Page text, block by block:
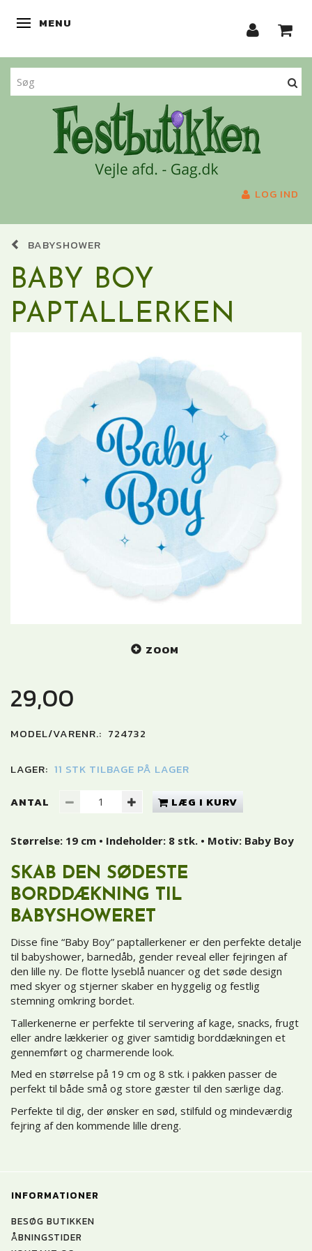
SKIFTE NAVIGATION
MENU
LOG IND
BABYSHOWER
BABY BOY
PAPTALLERKEN
ZOOM
29,00
MODEL/VARENR.: 724732
LAGER: 11 STK TILBAGE PÅ LAGER
ANTAL LÆG I KURV
Størrelse: 19 cm • Indeholder: 8 stk. • Motiv: Baby Boy
SKAB DEN SØDESTE
BORDDÆKNING TIL
BABYSHOWERET
Disse fine “Baby Boy” paptallerkener er den perfekte detalje
til babyshower, barnedåb, gender reveal eller fejringen af
den lille ny. De flotte lyseblå nuancer og det søde design
med skyer og stjerner skaber en hyggelig og festlig
stemning omkring bordet.
Tallerkenerne er perfekte til servering af kage, snacks, frugt
eller andre lækkerier og giver samtidig borddækningen et
gennemført og charmerende look.
Med en størrelse på 19 cm og 8 stk. i pakken passer de
perfekt til både små og store gæster til den særlige dag.
Perfekte til dig, der ønsker en sød, stilfuld og mindeværdig
fejring af den kommende lille dreng.
INFORMATIONER
BESØG BUTIKKEN
ÅBNINGSTIDER